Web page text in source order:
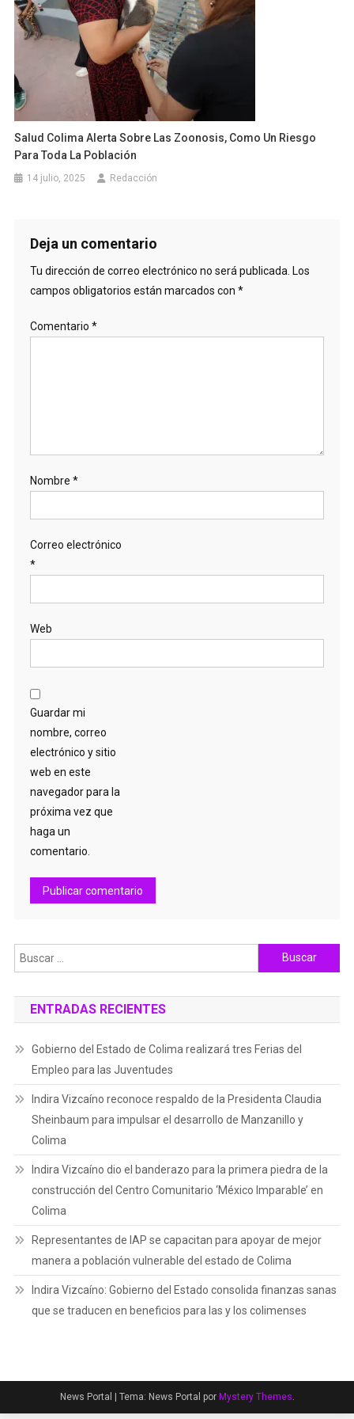
Salud Colima Alerta Sobre Las Zoonosis, Como Un Riesgo
Para Toda La Población
14 julio, 2025 Redacción
Deja un comentario
Tu dirección de correo electrónico no será publicada. Los
campos obligatorios están marcados con *
Comentario *
Nombre *
Correo electrónico
*
Web
Guardar mi
nombre, correo
electrónico y sitio
web en este
navegador para la
próxima vez que
haga un
comentario.
Buscar:
ENTRADAS RECIENTES
Gobierno del Estado de Colima realizará tres Ferias del
Empleo para las Juventudes
Indira Vizcaíno reconoce respaldo de la Presidenta Claudia
Sheinbaum para impulsar el desarrollo de Manzanillo y
Colima
Indira Vizcaíno dio el banderazo para la primera piedra de la
construcción del Centro Comunitario ‘México Imparable’ en
Colima
Representantes de IAP se capacitan para apoyar de mejor
manera a población vulnerable del estado de Colima
Indira Vizcaíno: Gobierno del Estado consolida finanzas sanas
que se traducen en beneficios para las y los colimenses
News Portal | Tema: News Portal por Mystery Themes.